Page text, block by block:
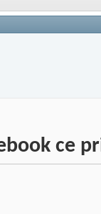
ce